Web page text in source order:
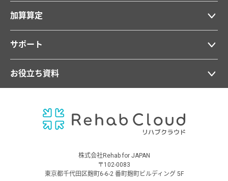
加算算定
サポート
お役立ち資料
株式会社Rehab for JAPAN
〒102-0083
東京都千代田区麹町6-6-2 番町麹町ビルディング 5F